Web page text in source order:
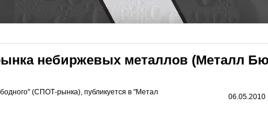
небиржевых металлов (Металл
(СПОТ-рынка), публикуется в "Метал
06.05.2010